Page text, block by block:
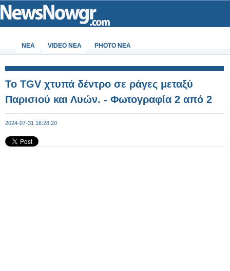
ΝΕΑ VIDEO NEA PHOTO NEA
Το TGV χτυπά δέντρο σε ράγες μεταξύ
Παρισιού και Λυών. - Φωτογραφία 2 από 2
2024-07-31 16:28:20